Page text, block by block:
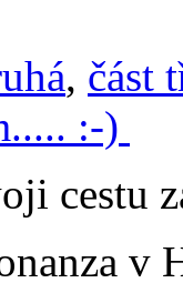
, část
:-)
cestu
v